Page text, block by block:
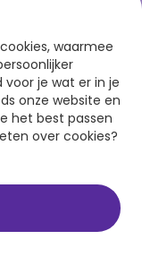
waarmee
je wat er in je
onze website en
het best passen
over cookies?